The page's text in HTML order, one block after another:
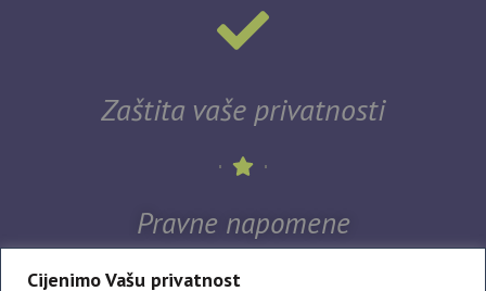
Cijenimo Vašu privatnost
Zaštita vaše privatnosti
Pravne napomene